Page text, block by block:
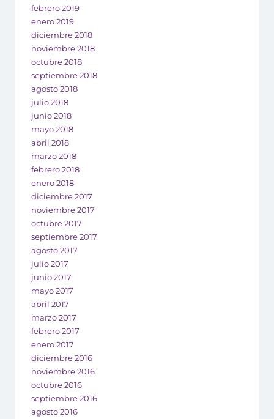
febrero 2019
enero 2019
diciembre 2018
noviembre 2018
octubre 2018
septiembre 2018
agosto 2018
julio 2018
junio 2018
mayo 2018
abril 2018
marzo 2018
febrero 2018
enero 2018
diciembre 2017
noviembre 2017
octubre 2017
septiembre 2017
agosto 2017
julio 2017
junio 2017
mayo 2017
abril 2017
marzo 2017
febrero 2017
enero 2017
diciembre 2016
noviembre 2016
octubre 2016
septiembre 2016
agosto 2016